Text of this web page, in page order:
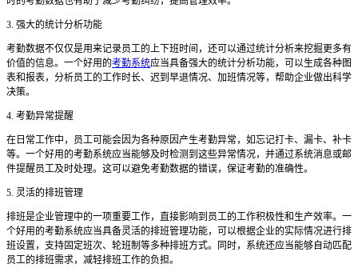
3. 强大的统计分析功能
考勤数据不仅仅是用来记录员工的上下班时间，还可以通过统计分析来挖掘更多有
价值的信息。一个好用的考勤系统应当具备强大的统计分析功能，可以生成各种图
表和报表，分析员工的工作时长、迟到早退情况、加班情况等，帮助企业做出科学
决策。
4. 考勤异常提醒
在日常工作中，员工可能会因为各种原因产生考勤异常，如忘记打卡、漏卡、补卡
等。一个好用的考勤系统应当能够及时检测到这些异常情况，并通过系统消息或邮
件提醒员工及时处理。这可以避免考勤数据的错误，保证考勤的准确性。
5. 灵活的排班管理
排班是企业管理中的一项重要工作，直接影响到员工的工作积极性和生产效率。一
个好用的考勤系统应当具备灵活的排班管理功能，可以根据企业的实际情况进行排
班设置，支持固定班次、轮班制等多种排班方式。同时，系统还应当能够自动匹配
员工的排班需求，减轻排班工作的负担。